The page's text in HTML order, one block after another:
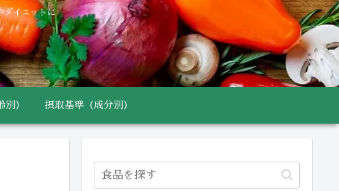
ダイエットに
） 摂取基準（成分別）